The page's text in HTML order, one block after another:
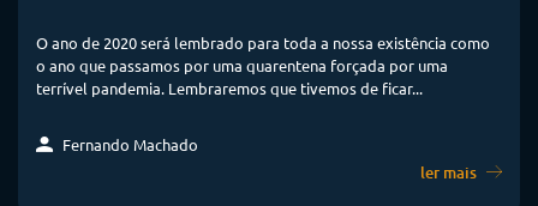
O ano de 2020 será lembrado para toda a nossa existência como
o ano que passamos por uma quarentena forçada por uma
terrível pandemia. Lembraremos que tivemos de ficar...
Fernando Machado
ler mais